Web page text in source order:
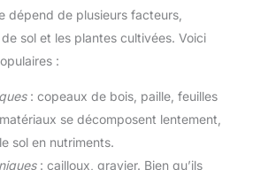
dépend de plusieurs facteurs,
sol et les plantes cultivées. Voici
:
: copeaux de bois, paille, feuilles
se décomposent lentement,
sol en nutriments.
: cailloux, gravier. Bien qu’ils